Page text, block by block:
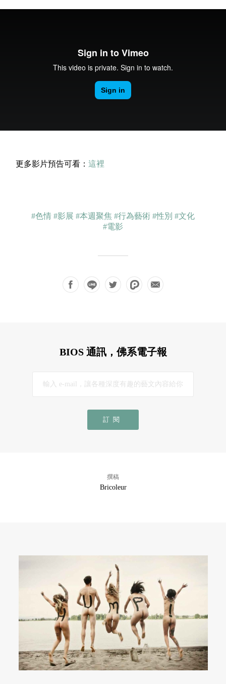
更多影片預告可看： 這裡
#色情 #影展 #本週聚焦 #行為藝術 #性別 #文化
#電影
BIOS 通訊，佛系電子報
訂閱
撰稿
Bricoleur